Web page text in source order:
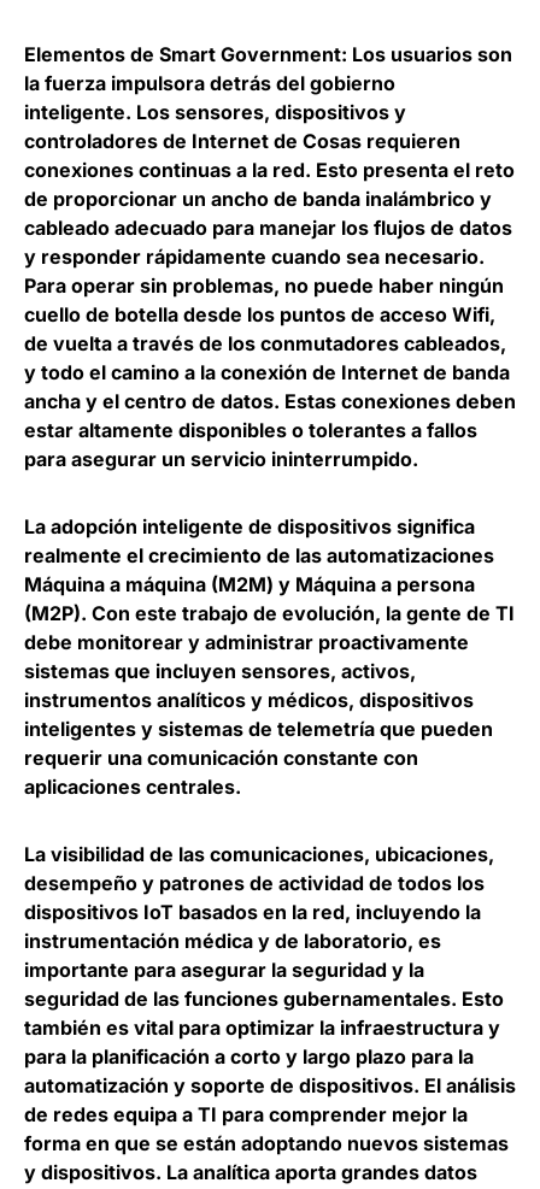
Elementos de Smart Government: Los usuarios son
la fuerza impulsora detrás del gobierno
inteligente. Los sensores, dispositivos y
controladores de Internet de Cosas requieren
conexiones continuas a la red. Esto presenta el reto
de proporcionar un ancho de banda inalámbrico y
cableado adecuado para manejar los flujos de datos
y responder rápidamente cuando sea necesario.
Para operar sin problemas, no puede haber ningún
cuello de botella desde los puntos de acceso Wifi,
de vuelta a través de los conmutadores cableados,
y todo el camino a la conexión de Internet de banda
ancha y el centro de datos. Estas conexiones deben
estar altamente disponibles o tolerantes a fallos
para asegurar un servicio ininterrumpido.
La adopción inteligente de dispositivos significa
realmente el crecimiento de las automatizaciones
Máquina a máquina (M2M) y Máquina a persona
(M2P). Con este trabajo de evolución, la gente de TI
debe monitorear y administrar proactivamente
sistemas que incluyen sensores, activos,
instrumentos analíticos y médicos, dispositivos
inteligentes y sistemas de telemetría que pueden
requerir una comunicación constante con
aplicaciones centrales.
La visibilidad de las comunicaciones, ubicaciones,
desempeño y patrones de actividad de todos los
dispositivos IoT basados en la red, incluyendo la
instrumentación médica y de laboratorio, es
importante para asegurar la seguridad y la
seguridad de las funciones gubernamentales. Esto
también es vital para optimizar la infraestructura y
para la planificación a corto y largo plazo para la
automatización y soporte de dispositivos. El análisis
de redes equipa a TI para comprender mejor la
forma en que se están adoptando nuevos sistemas
y dispositivos. La analítica aporta grandes datos